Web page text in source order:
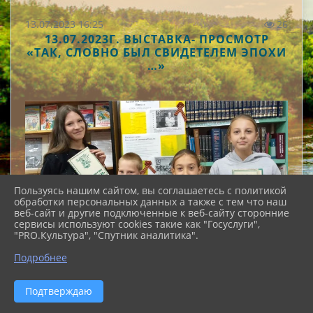
13.07.2023 16:25 26
13.07.2023Г. ВЫСТАВКА- ПРОСМОТР
«ТАК, СЛОВНО БЫЛ СВИДЕТЕЛЕМ ЭПОХИ
…»
Пользуясь нашим сайтом, вы соглашаетесь с политикой
обработки персональных данных а также с тем что наш
веб-сайт и другие подключенные к веб-сайту сторонние
сервисы используют cookies такие как "Госуслуги",
"PRO.Культура", "Спутник аналитика".
Подробнее
Подтверждаю